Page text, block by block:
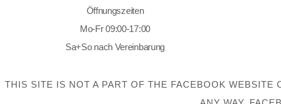
Öffnungszeiten
Mo-Fr 09:00-17:00
Sa+So nach Vereinbarung
THIS SITE IS NOT A PART OF THE FACEBOOK